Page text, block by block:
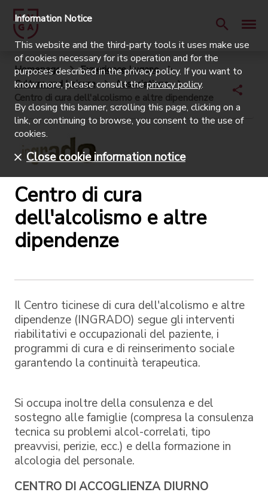
Homepage
Experience Lugano
Culture and Leisure
Associations
Centro di cura dell'alcolismo e altre dipendenze
Centro di cura
dell'alcolismo e altre
dipendenze
Il Centro ticinese di cura dell'alcolismo e altre
dipendenze (INGRADO) segue gli interventi
riabilitativi e occupazionali del paziente, i
programmi di cura e di reinserimento sociale
garantendo la continuità terapeutica.
Si occupa inoltre della consulenza e del
sostegno alle famiglie (compresa la consulenza
tecnica su problemi alcol-correlati, tipo
preavvisi, perizie, ecc.) e della formazione in
alcologia del personale.
CENTRO DI ACCOGLIENZA DIURNO
Information Notice
This website and the third-party tools it uses make use
of cookies necessary for its operation and for the
purposes described in the privacy policy. If you want to
know more, please consult theprivacy policy.
By closing this banner, scrolling this page, clicking on a
link, or continuing to browse, you consent to the use of
cookies.
Close cookie information notice